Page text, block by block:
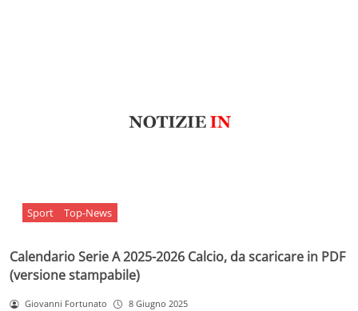
Sport Top-News
Calendario Serie A 2025-2026 Calcio, da scaricare in PDF
(versione stampabile)
Giovanni Fortunato 8 Giugno 2025